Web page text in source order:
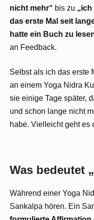
nicht mehr“ bis zu
das erste Mal seit
hatte ein Buch zu
an Feedback.
Selbst als ich das erste
an einem Yoga Nidra
sie einige Tage später,
und schon lange nicht
habe. Vielleicht geht es
Was bedeutet
Während einer Yoga
Sankalpa hören. Ein